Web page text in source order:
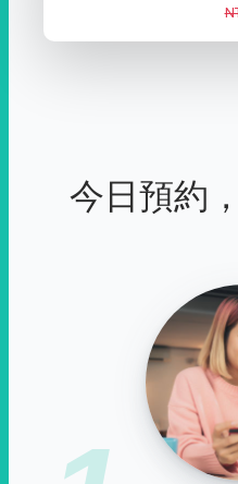
今日預約